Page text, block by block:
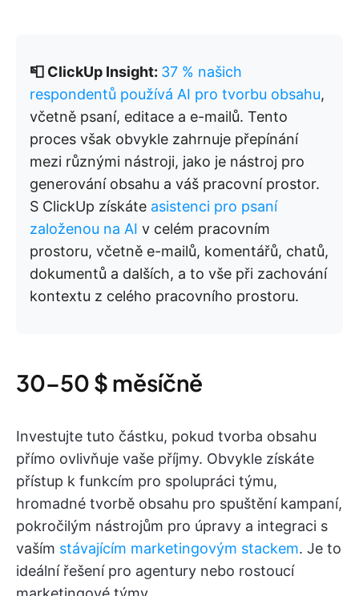
📮 ClickUp Insight: 37 % našich
respondentů používá AI pro tvorbu obsahu,
včetně psaní, editace a e-mailů. Tento
proces však obvykle zahrnuje přepínání
mezi různými nástroji, jako je nástroj pro
generování obsahu a váš pracovní prostor.
S ClickUp získáte asistenci pro psaní
založenou na AI v celém pracovním
prostoru, včetně e-mailů, komentářů, chatů,
dokumentů a dalších, a to vše při zachování
kontextu z celého pracovního prostoru.
30–50 $ měsíčně
Investujte tuto částku, pokud tvorba obsahu
přímo ovlivňuje vaše příjmy. Obvykle získáte
přístup k funkcím pro spolupráci týmu,
hromadné tvorbě obsahu pro spuštění kampaní,
pokročilým nástrojům pro úpravy a integraci s
vaším stávajícím marketingovým stackem. Je to
ideální řešení pro agentury nebo rostoucí